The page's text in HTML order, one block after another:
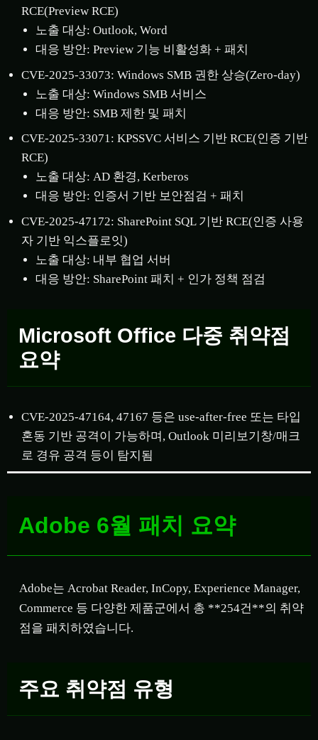
RCE(Preview RCE)
노출 대상: Outlook, Word
대응 방안: Preview 기능 비활성화 + 패치
CVE-2025-33073: Windows SMB 권한 상승(Zero-day)
노출 대상: Windows SMB 서비스
대응 방안: SMB 제한 및 패치
CVE-2025-33071: KPSSVC 서비스 기반 RCE(인증 기반
RCE)
노출 대상: AD 환경, Kerberos
대응 방안: 인증서 기반 보안점검 + 패치
CVE-2025-47172: SharePoint SQL 기반 RCE(인증 사용
자 기반 익스플로잇)
노출 대상: 내부 협업 서버
대응 방안: SharePoint 패치 + 인가 정책 점검
Microsoft Office 다중 취약점
요약
CVE-2025-47164, 47167 등은 use-after-free 또는 타입
혼동 기반 공격이 가능하며, Outlook 미리보기창/매크
로 경유 공격 등이 탐지됨
Adobe 6월 패치 요약
Adobe는 Acrobat Reader, InCopy, Experience Manager,
Commerce 등 다양한 제품군에서 총 **254건**의 취약
점을 패치하였습니다.
주요 취약점 유형